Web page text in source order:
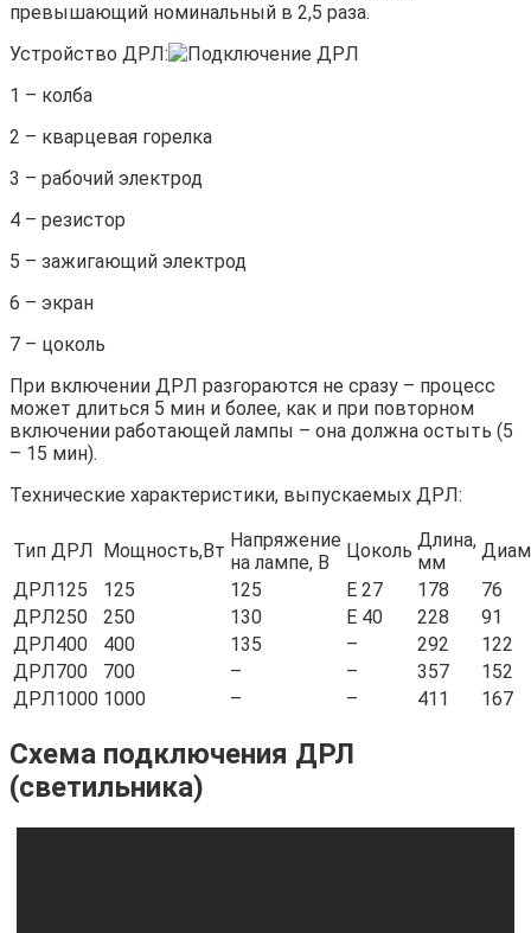
превышающий номинальный в 2,5 раза.
Устройство ДРЛ:
1 – колба
2 – кварцевая горелка
3 – рабочий электрод
4 – резистор
5 – зажигающий электрод
6 – экран
7 – цоколь
При включении ДРЛ разгораются не сразу – процесс
может длиться 5 мин и более, как и при повторном
включении работающей лампы – она должна остыть (5
– 15 мин).
Технические характеристики, выпускаемых ДРЛ:
Тип ДРЛ Мощность,Вт Напряжение
на лампе, В
Цоколь Длина,
мм
ДРЛ125
125 125 Е 27 178
76
ДРЛ250
250 130 Е 40 228
91
ДРЛ400
400 135 – 292
122
ДРЛ700
700 – – 357
152
ДРЛ1000 1000 – – 411 167
Схема подключения ДРЛ
(светильника)